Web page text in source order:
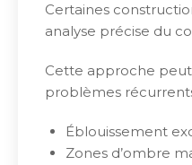
Certaines
analyse précise du
Cette approche
problèmes
Éblouissement
Zones d’ombre